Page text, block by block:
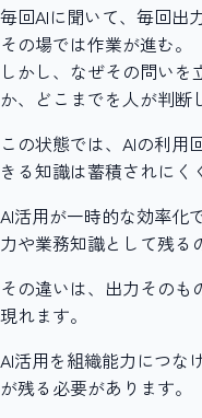
毎回AIに聞いて、毎回出
その場では作業が進む。
しかし、なぜその問い
か、どこまでを人が判断
この状態では、AIの利用
きる知識は蓄積されにく
AI活用が一時的な効率化
力や業務知識として残る
その違いは、出力そのも
現れます。
AI活用を組織能力につな
が残る必要があります。